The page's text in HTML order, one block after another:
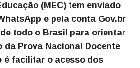
(MEC) tem enviado
e pela conta Gov.br
todo o Brasil para orientar
da Prova Nacional Docente
é facilitar o acesso dos